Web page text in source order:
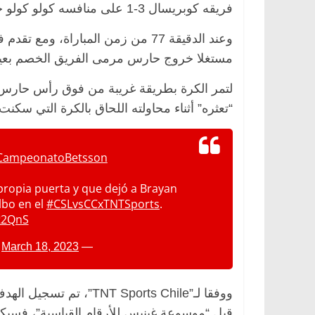
فريقه كوبريسال 3-1 على منافسه كولو كولو خلال منافسات الدوري التشيلي.
مستغلا خروج حارس مرمى الفريق الخصم
لتمر الكرة بطريقة غريبة من فوق رأس حارس
“تعثره” أثناء محاولته اللحاق بالكرة التي
puerta y que dejó a Brayan
en el #CSLvsCCxTNTSports.
— TNT Sports Chile (@TNTSportsCL)
March 18, 2023
الرئيسية
في ذكرى رحيله..
قانوني دافع عن
د. عبدالخالق فاروق.. خبير اقتصادي
يحتفل بذكرى ميلاده وحيداً على أبواب